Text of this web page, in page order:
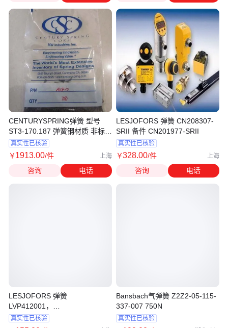
CENTURYSPRING弹簧 型号
ST3-170.187 弹簧钢材质 非标准
件样品
真实性已核验
￥1913.00/件 上海
咨询 电话
LESJOFORS 弹簧
LVP412001，
CSSDT0.4XDM2.5X20
真实性已核验
LESJOFORS 弹簧 CN208307-
SRII 备件 CN201977-SRII
真实性已核验
￥328.00/件 上海
咨询 电话
Bansbach气弹簧 Z2Z2-05-115-
337-007 750N
真实性已核验